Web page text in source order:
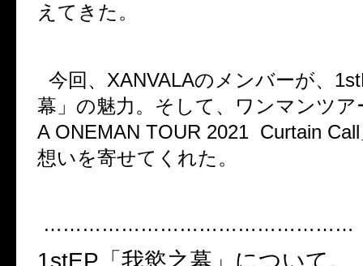
えてきた。
今回、 XANVALAのメンバーが、
幕」の魅力。そして、ワンマンツア
A ONEMAN TOUR 2021 Curtain Call
想いを寄せてくれた。
…………………………………………